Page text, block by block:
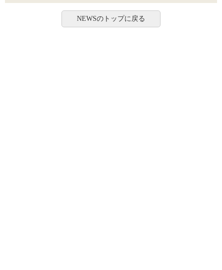
NEWSのトップに戻る